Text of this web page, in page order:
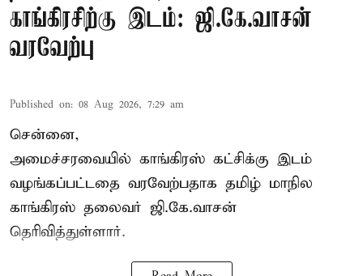
காங்கிரசிற்கு இடம்: ஜி.கே.வாசன்
வரவேற்பு
Published on: 08 Aug 2026, 7:29 am
சென்னை,
அமைச்சரவையில் காங்கிரஸ் கட்சிக்கு இடம்
வழங்கப்பட்டதை வரவேற்பதாக தமிழ் மாநில
காங்கிரஸ் தலைவர் ஜி.கே.வாசன்
தெரிவித்துள்ளார்.